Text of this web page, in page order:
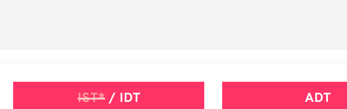
IST*/ IDT ADT